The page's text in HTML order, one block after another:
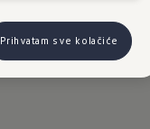
Prihvatam sve kolačiće